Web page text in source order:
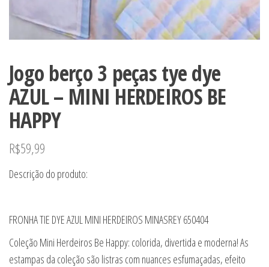
Jogo berço 3 peças tye dye
AZUL – MINI HERDEIROS BE
HAPPY
R$59,99
Descrição do produto:
FRONHA TIE DYE AZUL MINI HERDEIROS MINASREY 650404
Coleção Mini Herdeiros Be Happy: colorida, divertida e moderna! As
estampas da coleção são listras com nuances esfumaçadas, efeito